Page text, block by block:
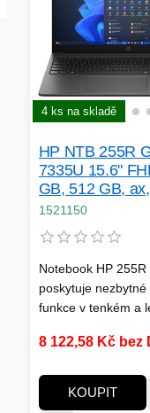
4 ks na skladě
HP NTB 255R
7335U 15.6"
GB, 512 GB,
Win11Home
1521150
Notebook HP
poskytuje
funkce v tenkém a
snadno vzít kamkoli
výkonným
superrychlou
8 122,58 Kč bez
KOUPIT